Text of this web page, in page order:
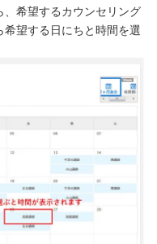
希望するカウンセリング
望する日にちと時間を選